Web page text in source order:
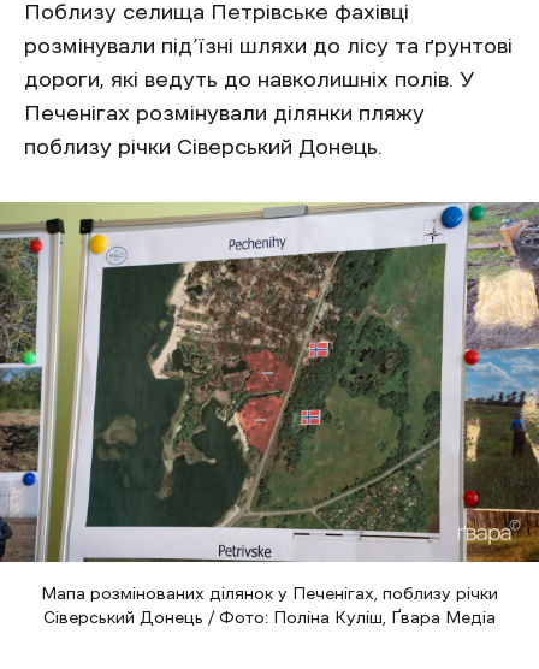
Поблизу селища Петрівське фахівці
розмінували під’їзні шляхи до лісу та ґрунтові
дороги, які ведуть до навколишніх полів. У
Печенігах розмінували ділянки пляжу
поблизу річки Сіверський Донець.
Мапа розмінованих ділянок у Печенігах, поблизу річки
Сіверський Донець / Фото: Поліна Куліш, Ґвара Медіа